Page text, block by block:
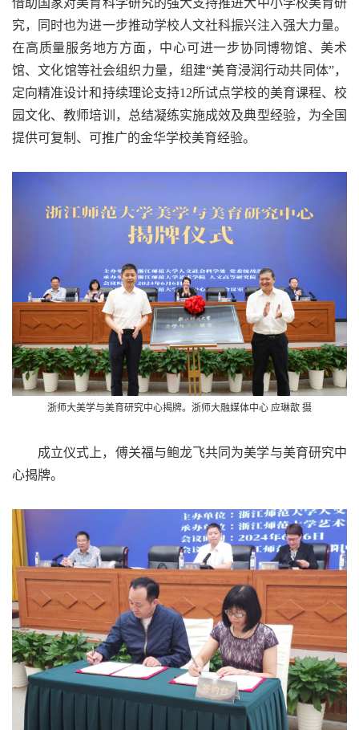
借助国家对美育科学研究的强大支持推进大中小学校美育研
究，同时也为进一步推动学校人文社科振兴注入强大力量。
在高质量服务地方方面，中心可进一步协同博物馆、美术
馆、文化馆等社会组织力量，组建“美育浸润行动共同体”，
定向精准设计和持续理论支持12所试点学校的美育课程、校
园文化、教师培训，总结凝练实施成效及典型经验，为全国
提供可复制、可推广的金华学校美育经验。
浙师大美学与美育研究中心揭牌。 浙师大融媒体中心 应琳歆 摄
成立仪式上，傅关福与鲍龙飞共同为美学与美育研究中
心揭牌。